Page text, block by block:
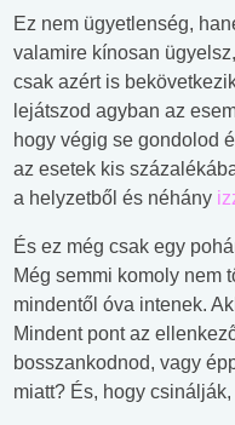
Ez nem ügyetlenség,
valamire kínosan
csak azért is
lejátszod agyban az
hogy végig se gondolod
az esetek kis
a helyzetből és néhány
És ez még csak egy
Még semmi komoly nem
mindentől óva intenek.
Mindent pont az
bosszankodnod, vagy
miatt? És, hogy